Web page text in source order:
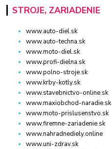
STROJE, ZARIADENIE
www.auto-diel.sk
www.auto-techna.sk
www.moto-diel.sk
www.profi-dielna.sk
www.polno-stroje.sk
www.krby-kotly.sk
www.stavebnictvo-online.sk
www.maxiobchod-naradie.sk
www.moto-prislusenstvo.sk
www.firemne-zariadenie.sk
www.nahradnediely.online
www.uni-zdrav.sk